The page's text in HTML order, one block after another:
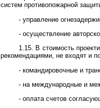
систем противопожарной
- управление
- осуществление
1.15. В стоимость
рекомендациями, не входят и
- командировочные и
- на международные и
- оплата счетов